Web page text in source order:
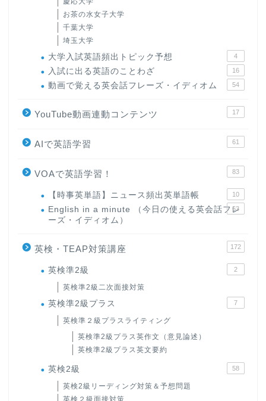
お茶の水女子大学
千葉大学
埼玉大学
大学入試英語頻出トピック予想 4
入試に出る英語のことわざ 16
動画で覚える英会話フレーズ・イディオム 54
YouTube動画連動コンテンツ 17
AIで英語学習 61
VOAで英語学習！ 83
【時事英単語】ニュース頻出英単語帳 10
English in a minute （今日の使える英会話フレ
ーズ・イディオム）
63
英検・TEAP対策講座 172
英検準2級 2
英検準2級二次面接対策
英検準2級プラス 7
英検準２級プラスライティング
英検準2級プラス英作文（意見論述）
英検準2級プラス英文要約
英検2級 58
英検2級リーディング対策＆予想問題
英検２級面接対策